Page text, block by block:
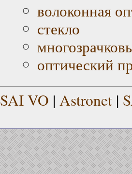
волоконная
стекло
оптический
SAI VO | Astronet |